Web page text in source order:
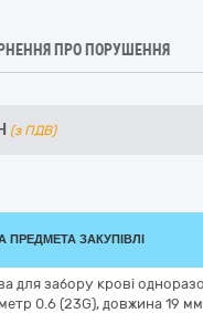
ПРО ПОРУШЕННЯ
(з ПДВ)
ПРЕДМЕТА ЗАКУПІВЛІ
для забору крові
0.6 (23G), довжина 19